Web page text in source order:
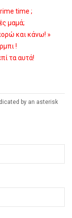
time ;
μαμά;
και κάνω! »
!
τα αυτά!
by an asterisk